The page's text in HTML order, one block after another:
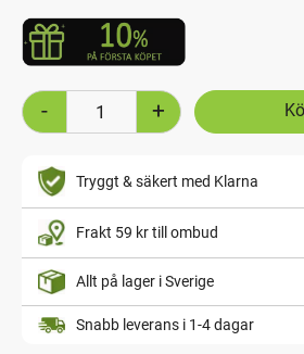
+
-
Tryggt & säkert med Klarna
Frakt 59 kr till ombud
Allt på lager i Sverige
Snabb leverans i 1-4 dagar